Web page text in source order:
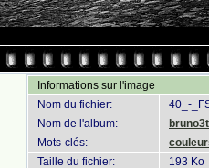
Informations sur l'image
Nom du fichier:
40_-
Nom de l'album:
Mots-clés:
Taille du fichier:
193 Ko